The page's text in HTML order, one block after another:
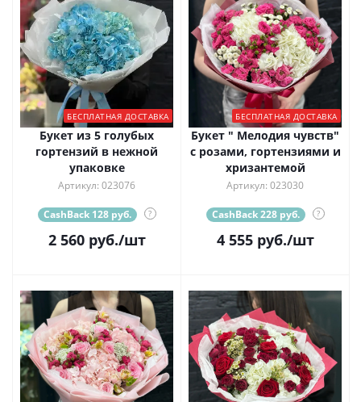
БЕСПЛАТНАЯ ДОСТАВКА
Букет из 5 голубых
гортензий в нежной
упаковке
Артикул: 023076
CashBack 128 руб. ?
2 560руб./шт
БЕСПЛАТНАЯ ДОСТАВКА
Букет " Мелодия чувств"
с розами, гортензиями и
хризантемой
Артикул: 023030
CashBack 228 руб. ?
4 555руб./шт